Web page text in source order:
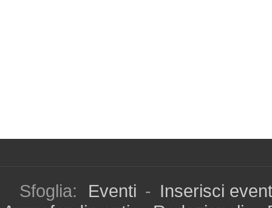
Sfoglia: Eventi - Inserisci